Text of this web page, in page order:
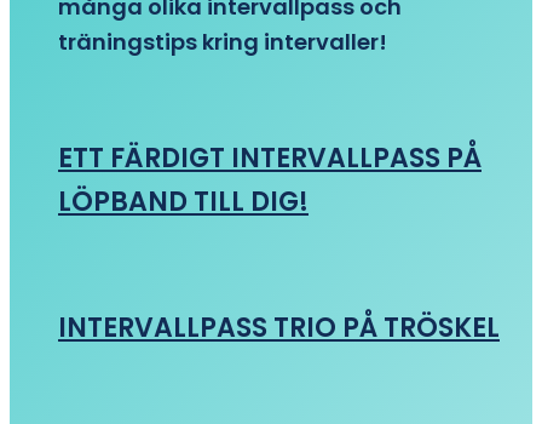
många olika intervallpass och
träningstips kring intervaller!
ETT FÄRDIGT INTERVALLPASS PÅ
LÖPBAND TILL DIG!
INTERVALLPASS TRIO PÅ TRÖSKEL